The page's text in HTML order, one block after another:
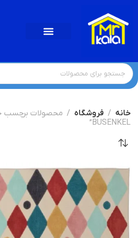
خانه فروشگاه
محصولات برچسب
BUSENKEL”